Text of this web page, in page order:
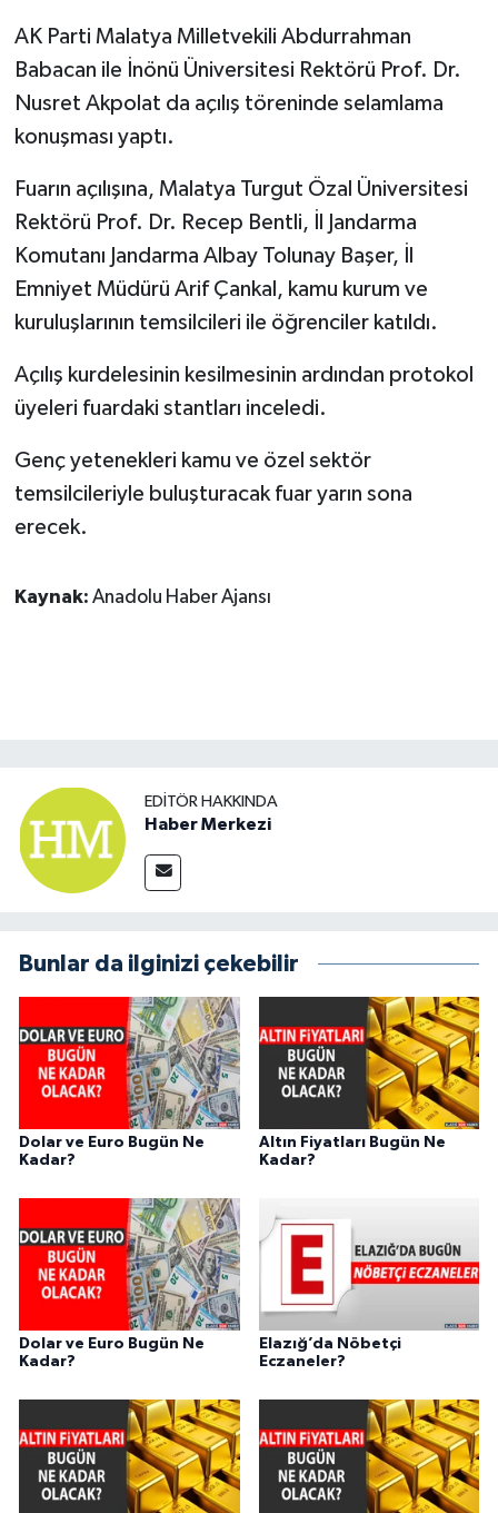
AK Parti Malatya Milletvekili Abdurrahman
Babacan ile İnönü Üniversitesi Rektörü Prof. Dr.
Nusret Akpolat da açılış töreninde selamlama
konuşması yaptı.
Fuarın açılışına, Malatya Turgut Özal Üniversitesi
Rektörü Prof. Dr. Recep Bentli, İl Jandarma
Komutanı Jandarma Albay Tolunay Başer, İl
Emniyet Müdürü Arif Çankal, kamu kurum ve
kuruluşlarının temsilcileri ile öğrenciler katıldı.
Açılış kurdelesinin kesilmesinin ardından protokol
üyeleri fuardaki stantları inceledi.
Genç yetenekleri kamu ve özel sektör
temsilcileriyle buluşturacak fuar yarın sona
erecek.
Kaynak: Anadolu Haber Ajansı
EDITÖR HAKKINDA
Haber Merkezi
Bunlar da ilginizi çekebilir
Dolar ve Euro Bugün Ne
Kadar?
Altın Fiyatları Bugün Ne
Kadar?
Dolar ve Euro Bugün Ne
Kadar?
Elazığ’da Nöbetçi
Eczaneler?